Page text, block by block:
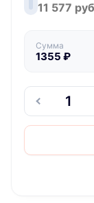
11 577
Сумма
1355 ₽